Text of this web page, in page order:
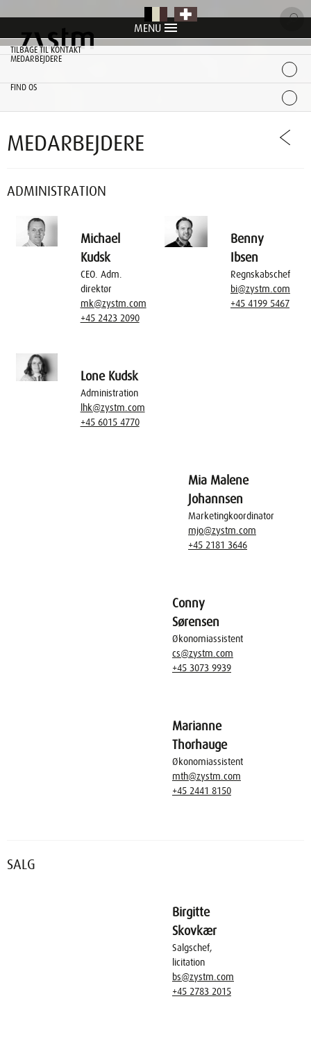
MENU
item item item item item
TILBAGE TIL KONTAKT
MEDARBEJDERE
FIND OS
MEDARBEJDERE
ADMINISTRATION
Michael
Kudsk
CEO. Adm.
direktør
mk@zystm.com
+45 2423 2090
Benny
Ibsen
Regnskabschef
bi@zystm.com
+45 4199 5467
Lone Kudsk
Administration
lhk@zystm.com
+45 6015 4770
Mia Malene
Johannsen
Marketingkoordinator
mjo@zystm.com
+45 2181 3646
Conny
Sørensen
Økonomiassistent
cs@zystm.com
+45 3073 9939
Marianne
Thorhauge
Økonomiassistent
mth@zystm.com
+45 2441 8150
SALG
Birgitte
Skovkær
Salgschef,
licitation
bs@zystm.com
+45 2783 2015